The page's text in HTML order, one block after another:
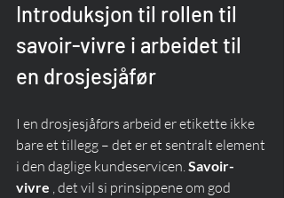
Introduksjon til rollen til
savoir-vivre i arbeidet til
en drosjesjåfør
I en drosjesjåførs arbeid er etikette ikke
bare et tillegg – det er et sentralt element
i den daglige kundeservicen. Savoir-
vivre , det vil si prinsippene om god